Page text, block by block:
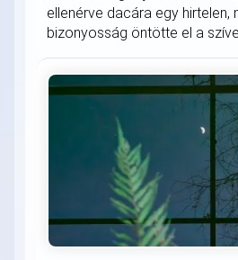
ellenérve dacára egy hirtelen,
bizonyosság öntötte el a